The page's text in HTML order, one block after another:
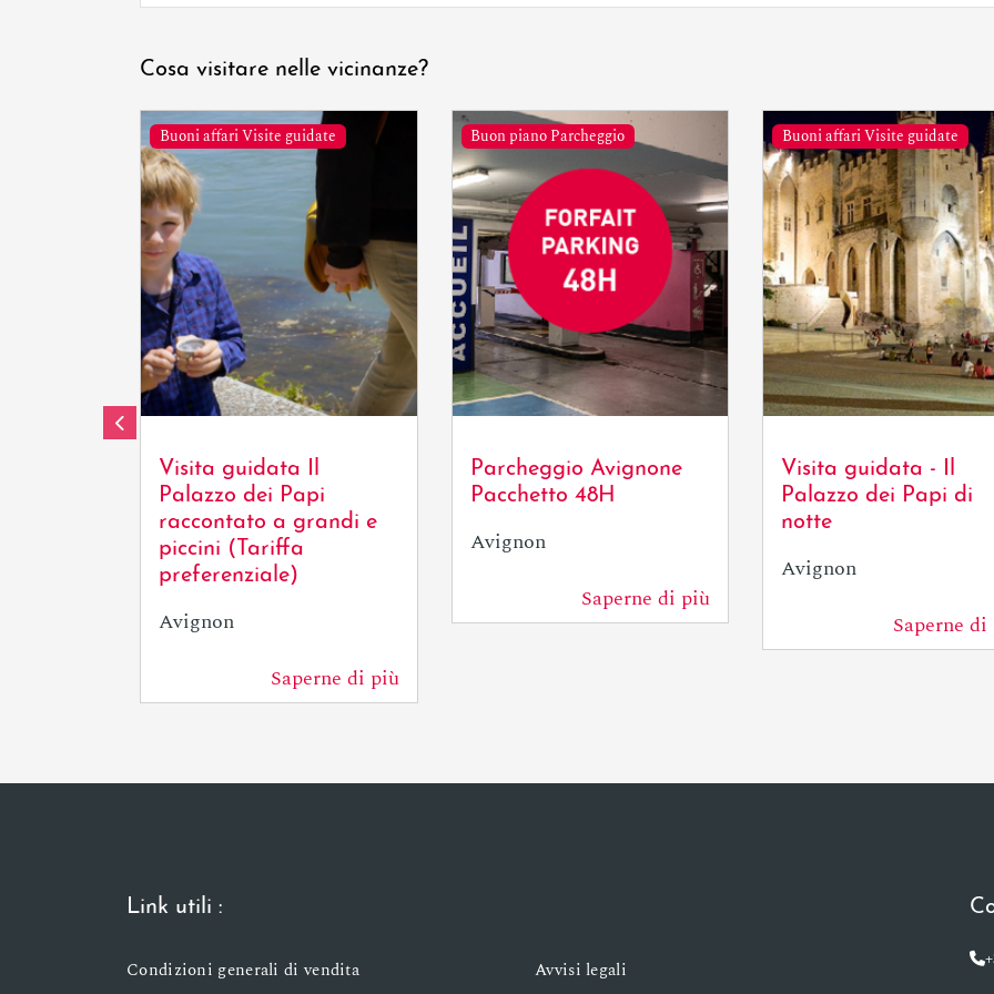
Cosa visitare nelle vicinanze?
Buoni affari Visite guidate
Visita guidata Il
Palazzo dei Papi
raccontato a grandi e
piccini (Tariffa
preferenziale)
Avignon
Saperne di più
Buon piano Parcheggio
Tourisme
Parcheggio Avignone
Pacchetto 48H
Avignon
Saperne di più
Buoni affari Visite guidate
Visita guidata - Il
Palazzo dei Papi di
notte
Avignon
Saperne
Link utili :
Condizioni generali di vendita Avvisi legali